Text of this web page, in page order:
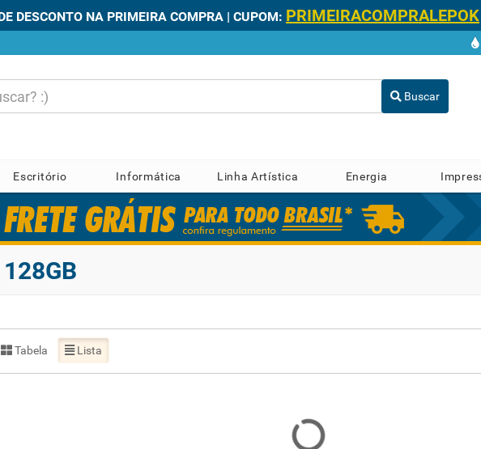
DESCONTO NA PRIMEIRA COMPRA | CUPOM: PRIMEIRACOMPRALEPOK
Buscar
Escritório Informática Linha Artística Energia
Tabela Lista